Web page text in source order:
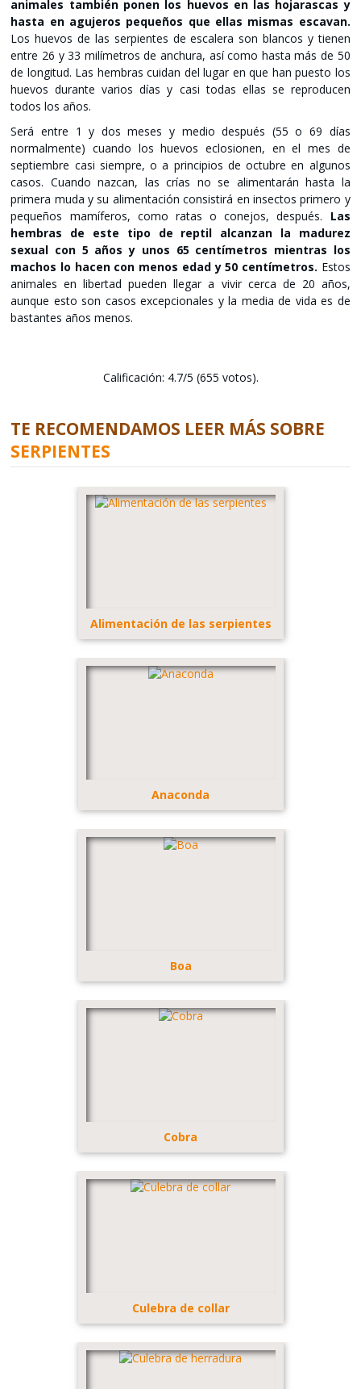
animales también ponen los huevos en las hojarascas y
hasta en agujeros pequeños que ellas mismas escavan.
Los huevos de las serpientes de escalera son blancos y tienen
entre 26 y 33 milímetros de anchura, así como hasta más de 50
de longitud. Las hembras cuidan del lugar en que han puesto los
huevos durante varios días y casi todas ellas se reproducen
todos los años.
Será entre 1 y dos meses y medio después (55 o 69 días
normalmente) cuando los huevos eclosionen, en el mes de
septiembre casi siempre, o a principios de octubre en algunos
casos. Cuando nazcan, las crías no se alimentarán hasta la
primera muda y su alimentación consistirá en insectos primero y
pequeños mamíferos, como ratas o conejos, después. Las
hembras de este tipo de reptil alcanzan la madurez
sexual con 5 años y unos 65 centímetros mientras los
machos lo hacen con menos edad y 50 centímetros. Estos
animales en libertad pueden llegar a vivir cerca de 20 años,
aunque esto son casos excepcionales y la media de vida es de
bastantes años menos.
Calificación: 4.7/5 (655 votos).
TE RECOMENDAMOS LEER MÁS SOBRE
SERPIENTES
Alimentación de las serpientes
Anaconda
Boa
Cobra
Culebra de collar